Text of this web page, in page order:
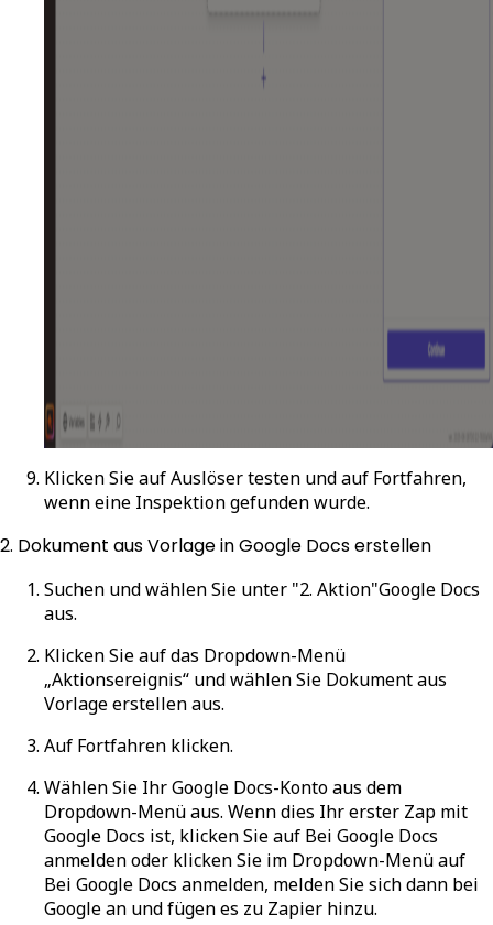
Klicken Sie aufAuslöser testen und auf Fortfahren,
wenn eine Inspektion gefunden wurde.
2. Dokument aus Vorlage in Google Docs erstellen
Suchen und wählen Sie unter "2. Aktion"Google Docs
aus.
Klicken Sie auf das Dropdown-Menü
„Aktionsereignis“ und wählen Sie Dokument aus
Vorlage erstellenaus.
Auf Fortfahren klicken.
Wählen Sie Ihr Google Docs-Konto aus dem
Dropdown-Menü aus. Wenn dies Ihr erster Zap mit
Google Docs ist, klicken Sie auf Bei Google Docs
anmeldenoder klicken Sie im Dropdown-Menü auf
Bei Google Docs anmelden, melden Sie sich dann bei
Google an und fügen es zu Zapier hinzu.